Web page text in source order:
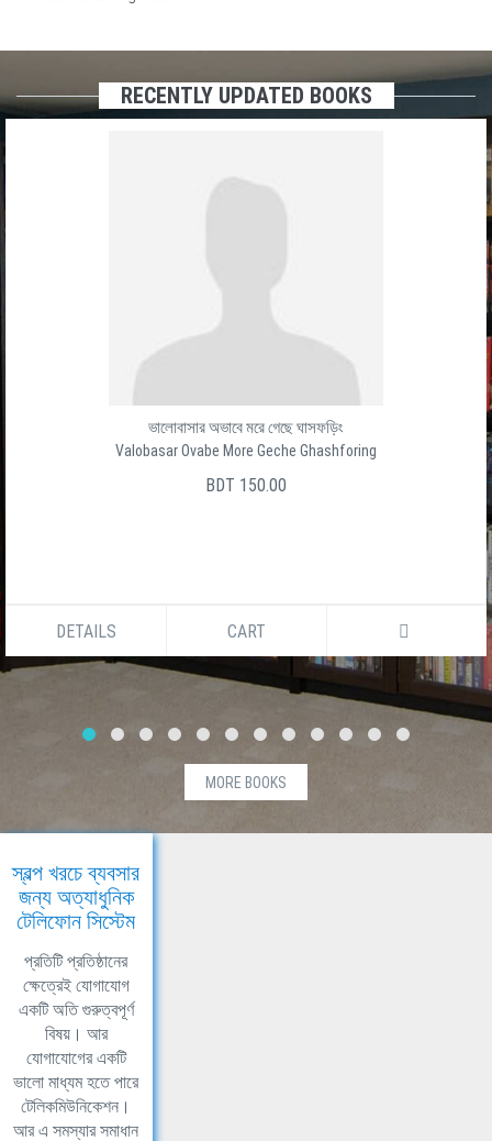
RECENTLY UPDATED BOOKS
ভালোবাসার অভাবে মরে গেছে ঘাসফড়িং
Valobasar Ovabe More Geche Ghashforing
BDT 150.00
DETAILS CART
MORE BOOKS
স্বল্প খরচে ব্যবসার
জন্য অত্যাধুনিক
টেলিফোন সিস্টেম
প্রতিটি প্রতিষ্ঠানের
ক্ষেত্রেই যোগাযোগ
একটি অতি গুরুত্বপূর্ণ
বিষয়। আর
যোগাযোগের একটি
ভালো মাধ্যম হতে পারে
টেলিকমিউনিকেশন।
আর এ সমস্যার সমাধান